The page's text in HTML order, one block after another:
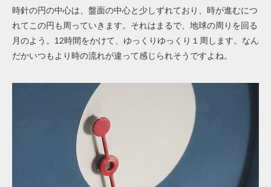
時針の円の中心は、盤面の中心と少しずれており、時が進むにつ
れてこの円も周っていきます。それはまるで、地球の周りを回る
月のよう。12時間をかけて、ゆっくりゆっくり１周します。なん
だかいつもより時の流れが違って感じられそうですよね。